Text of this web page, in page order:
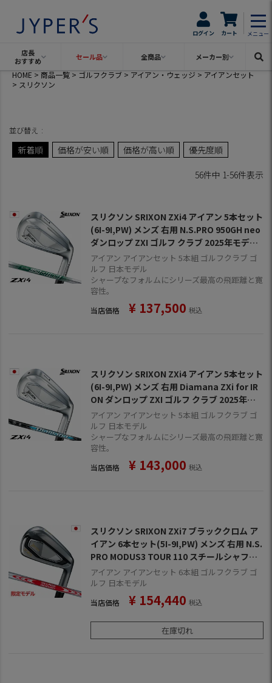
ログイン カート メニュー
店長
おすすめ
セール品 全商品 メーカー別
HOME 商品一覧 ゴルフクラブ アイアン・ウェッジ
アイアンセット
スリクソン
並び替え
新着順 価格が安い順 価格が高い順 優先度順
56件中 1-56件表示
スリクソン SRIXON ZXi4 アイアン 5本セット
(6I-9I,PW) メンズ 右用 N.S.PRO 950GH neo
ダンロップ ZXI ゴルフ クラブ 2025年モデル
日本正規品 2024年11月9日発売
アイアン アイアンセット 5本組 ゴルフクラブ ゴ
ルフ 日本モデル
シャープなフォルムにシリーズ最高の飛距離と寛
容性。
当店価格 ¥ 137,500 税込
スリクソン SRIXON ZXi4 アイアン 5本セット
(6I-9I,PW) メンズ 右用 Diamana ZXi for IR
ON ダンロップ ZXI ゴルフ クラブ 2025年モ
デル 日本正規品 2024年11月9日発売
アイアン アイアンセット 5本組 ゴルフクラブ ゴ
ルフ 日本モデル
シャープなフォルムにシリーズ最高の飛距離と寛
容性。
当店価格 ¥ 143,000 税込
スリクソン SRIXON ZXi7 ブラッククロム ア
イアン 6本セット(5I-9I,PW) メンズ 右用 N.S.
PRO MODUS3 TOUR 110 スチールシャフト
ダンロップ DUNLOP ゴルフ クラブ 2025年モ
デル 日本正規品
アイアン アイアンセット 6本組 ゴルフクラブ ゴ
ルフ 日本モデル
当店価格 ¥ 154,440 税込
在庫切れ